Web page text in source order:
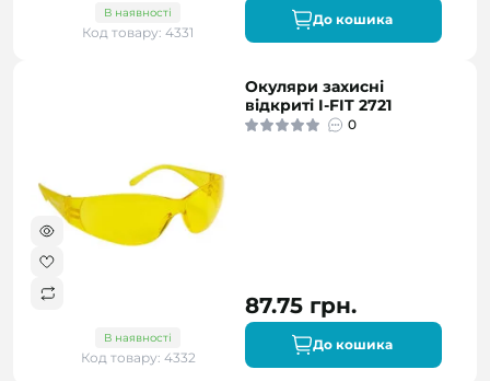
В наявності
Код товару: 4331
До кошика
В наявності
Код товару: 4332
Окуляри захисні
відкриті I-FIT 2721
0
87.75 грн.
До кошика